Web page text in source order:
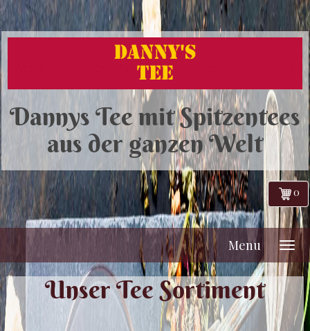
Dannys Tee mit Spitzentees
aus der ganzen Welt
0
Menu
Unser Tee Sortiment